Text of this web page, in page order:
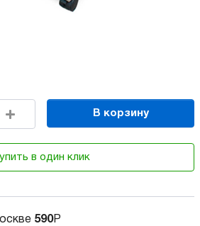
В корзину
в один клик
590Р